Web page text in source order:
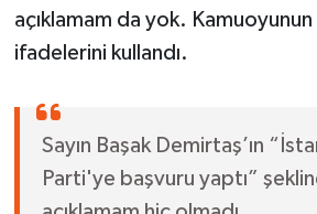
açıklamam da yok.
ifadelerini kullandı.
Sayın Başak Demirtaş’ın
Parti'ye başvuru yaptı”